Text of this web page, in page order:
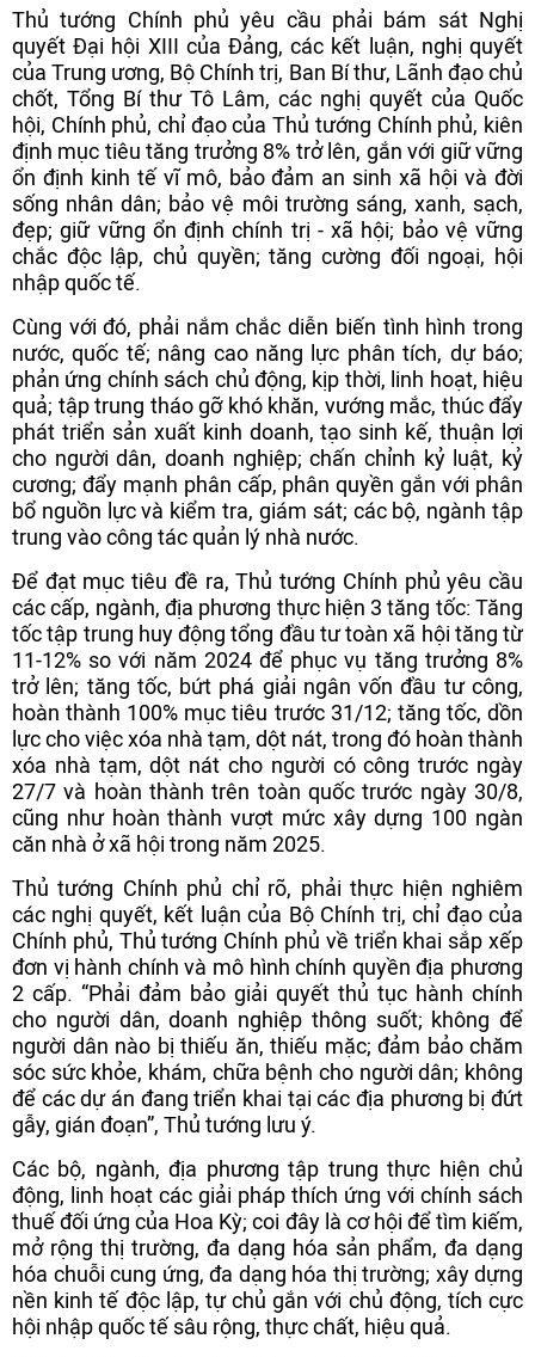
Thủ tướng Chính phủ yêu cầu phải bám sát Nghị
quyết Đại hội XIII của Đảng, các kết luận, nghị quyết
của Trung ương, Bộ Chính trị, Ban Bí thư, Lãnh đạo chủ
chốt, Tổng Bí thư Tô Lâm, các nghị quyết của Quốc
hội, Chính phủ, chỉ đạo của Thủ tướng Chính phủ, kiên
định mục tiêu tăng trưởng 8% trở lên, gắn với giữ vững
ổn định kinh tế vĩ mô, bảo đảm an sinh xã hội và đời
sống nhân dân; bảo vệ môi trường sáng, xanh, sạch,
đẹp; giữ vững ổn định chính trị - xã hội; bảo vệ vững
chắc độc lập, chủ quyền; tăng cường đối ngoại, hội
nhập quốc tế.
Cùng với đó, phải nắm chắc diễn biến tình hình trong
nước, quốc tế; nâng cao năng lực phân tích, dự báo;
phản ứng chính sách chủ động, kịp thời, linh hoạt, hiệu
quả; tập trung tháo gỡ khó khăn, vướng mắc, thúc đẩy
phát triển sản xuất kinh doanh, tạo sinh kế, thuận lợi
cho người dân, doanh nghiệp; chấn chỉnh kỷ luật, kỷ
cương; đẩy mạnh phân cấp, phân quyền gắn với phân
bổ nguồn lực và kiểm tra, giám sát; các bộ, ngành tập
trung vào công tác quản lý nhà nước.
Để đạt mục tiêu đề ra, Thủ tướng Chính phủ yêu cầu
các cấp, ngành, địa phương thực hiện 3 tăng tốc: Tăng
tốc tập trung huy động tổng đầu tư toàn xã hội tăng từ
11-12% so với năm 2024 để phục vụ tăng trưởng 8%
trở lên; tăng tốc, bứt phá giải ngân vốn đầu tư công,
hoàn thành 100% mục tiêu trước 31/12; tăng tốc, dồn
lực cho việc xóa nhà tạm, dột nát, trong đó hoàn thành
xóa nhà tạm, dột nát cho người có công trước ngày
27/7 và hoàn thành trên toàn quốc trước ngày 30/8,
cũng như hoàn thành vượt mức xây dựng 100 ngàn
căn nhà ở xã hội trong năm 2025.
Thủ tướng Chính phủ chỉ rõ, phải thực hiện nghiêm
các nghị quyết, kết luận của Bộ Chính trị, chỉ đạo của
Chính phủ, Thủ tướng Chính phủ về triển khai sắp xếp
đơn vị hành chính và mô hình chính quyền địa phương
2 cấp. “Phải đảm bảo giải quyết thủ tục hành chính
cho người dân, doanh nghiệp thông suốt; không để
người dân nào bị thiếu ăn, thiếu mặc; đảm bảo chăm
sóc sức khỏe, khám, chữa bệnh cho người dân; không
để các dự án đang triển khai tại các địa phương bị đứt
gẫy, gián đoạn”, Thủ tướng lưu ý.
Các bộ, ngành, địa phương tập trung thực hiện chủ
động, linh hoạt các giải pháp thích ứng với chính sách
thuế đối ứng của Hoa Kỳ; coi đây là cơ hội để tìm kiếm,
mở rộng thị trường, đa dạng hóa sản phẩm, đa dạng
hóa chuỗi cung ứng, đa dạng hóa thị trường; xây dựng
nền kinh tế độc lập, tự chủ gắn với chủ động, tích cực
hội nhập quốc tế sâu rộng, thực chất, hiệu quả.